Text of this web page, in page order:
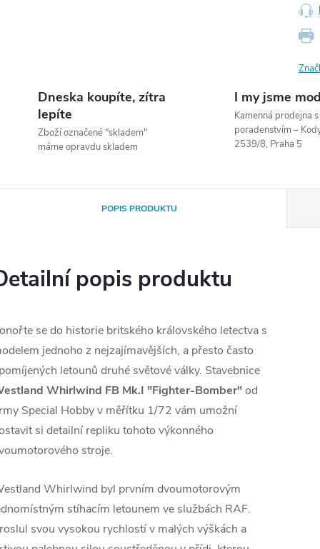
Dneska koupíte, zítra
lepíte
Zboží označené "skladem"
máme opravdu skladem
I my jsme
Kamenná prodejna
poradenstvím –
2539/8, Praha 5
POPIS PRODUKTU
popis produktu
se do historie britského královského letectva s
jednoho z nejzajímavějších, a přesto často
letounů druhé světové války. Stavebnice
Whirlwind FB Mk.I "Fighter-Bomber"od
Special Hobby v měřítku 1/72 vám umožní
si detailní repliku tohoto výkonného
stroje.
Whirlwind byl prvním dvoumotorovým
stíhacím letounem ve službách RAF.
svou vysokou rychlostí v malých výškách a